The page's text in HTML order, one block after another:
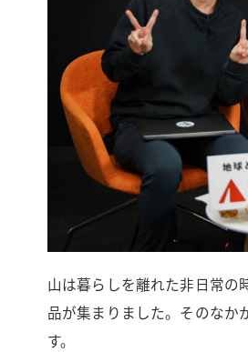
山は暮らしを離れた非日常の
品が集まりました。そのなか
す。